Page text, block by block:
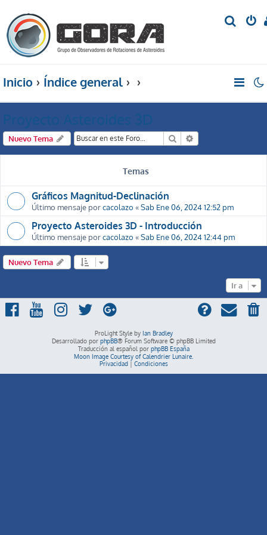
Inicio Índice general
Proyecto Asteroides 3D
Nuevo Tema Buscar
Temas
Gráficos Magnitud-Declinación
Último mensaje porcacolazo «Sab Ene 06, 2024 12:52 pm
Proyecto Asteroides 3D - Introducción
Último mensaje porcacolazo «Sab Ene 06, 2024 12:44 pm
Nuevo Tema
Ir a
ProLight Style by Ian Bradley
Desarrollado por phpBB® Forum Software © phpBB Limited
Traducción al español por phpBB España
Moon Image Courtesy of Calendrier Lunaire.
Privacidad| Condiciones